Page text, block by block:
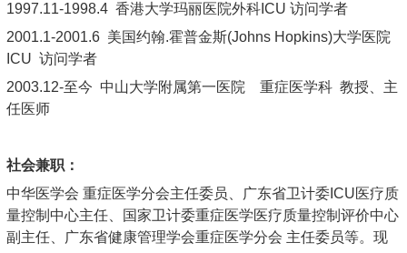
1997.11-1998.4 香港大学玛丽医院外科ICU 访问学者
2001.1-2001.6 美国约翰.霍普金斯(Johns Hopkins)大学医院
ICU 访问学者
2003.12-至今 中山大学附属第一医院 重症医学科 教授、主
任医师
社会兼职：
中华医学会 重症医学分会主任委员、广东省卫计委ICU医疗质
量控制中心主任、国家卫计委重症医学医疗质量控制评价中心
副主任、广东省健康管理学会重症医学分会 主任委员等。现